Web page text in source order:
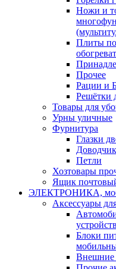
Ножи и
Плиты
Прочее
Рации и
Решётки
Товары для
Урны уличные
Фурнитура
Глазки
Петли
Хозтовары
Ящик
ЭЛЕКТРОНИКА,
Аксессуары
устройств
Блоки
Внешние